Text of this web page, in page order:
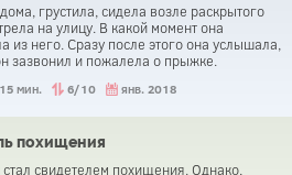
грустила, сидела возле раскрытого
на улицу. В какой момент она
из него. Сразу после этого она услышала,
зазвонил и пожалела о прыжке.
15 мин. 6/10 янв. 2018
похищения
свидетелем похищения. Однако,